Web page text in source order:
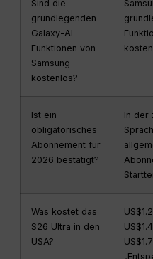
Sind die
grundlegenden
Galaxy-AI-
Funktionen von
Samsung
kostenlos?
Ist ein
obligatorisches
Abonnement für
2026 bestätigt?
In der
Was kostet das
S26 Ultra in den
USA?